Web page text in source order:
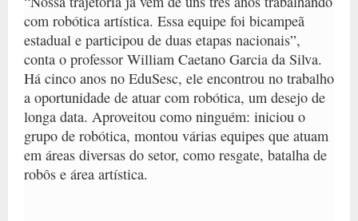
com robótica artística. Essa equipe foi bicampeã
estadual e participou de duas etapas nacionais”,
conta o professor William Caetano Garcia da Silva.
Há cinco anos no EduSesc, ele encontrou no trabalho
a oportunidade de atuar com robótica, um desejo de
longa data. Aproveitou como ninguém: iniciou o
grupo de robótica, montou várias equipes que atuam
em áreas diversas do setor, como resgate, batalha de
robôs e área artística.